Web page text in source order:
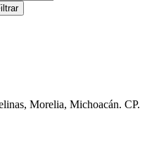
Morelia, Michoacán. CP.